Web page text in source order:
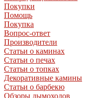
Покупки
Помощь
Покупка
Вопрос-ответ
Производители
Статьи о каминах
Статьи о печах
Статьи о топках
Декоративные камины
Статьи о барбекю
Обзоры дымоходов